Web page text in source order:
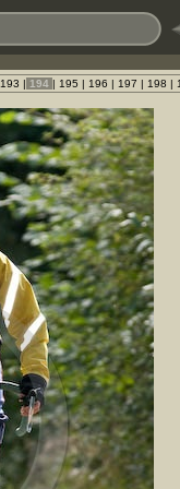
193 | 194 | 195 | 196 | 197 | 198 |